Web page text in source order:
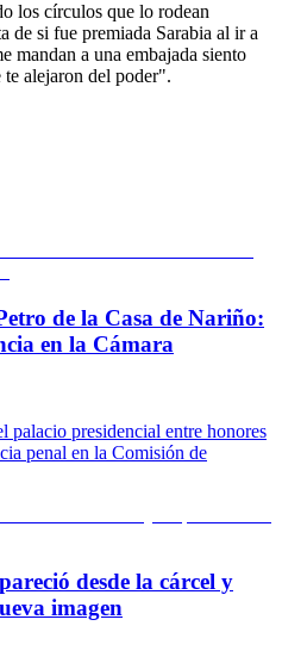
los círculos que lo rodean
de si fue premiada Sarabia al ir a
mandan a una embajada siento
te alejaron del poder".
de la Casa de Nariño:
en la Cámara
palacio presidencial entre honores
penal en la Comisión de
desde la cárcel y
imagen